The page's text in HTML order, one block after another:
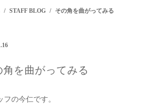
STAFF BLOG その角を曲がってみる
角を曲がってみる
フの今仁です。